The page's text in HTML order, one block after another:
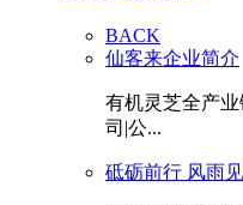
BACK
仙客来企业简介
有机灵芝全产
司|公...
砥砺前行 风雨